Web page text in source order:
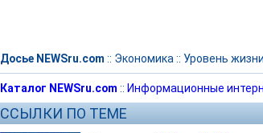
Досье NEWSru.com :: Экономика :: Уровень жизни
Каталог NEWSru.com :: Информационные
ССЫЛКИ ПО ТЕМЕ